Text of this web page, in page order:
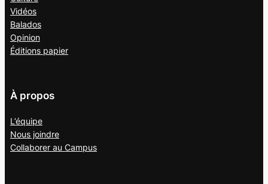
Vidéos
Balados
Opinion
Éditions papier
À propos
L’équipe
Nous joindre
Collaborer au Campus